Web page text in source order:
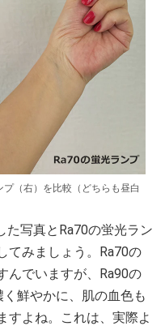
（右）を比較（どちらも昼白
た写真とRa70の蛍光ラン
てみましょう。Ra70の
んでいますが、Ra90の
鮮やかに、肌の血色も
すよね。これは、実際よ